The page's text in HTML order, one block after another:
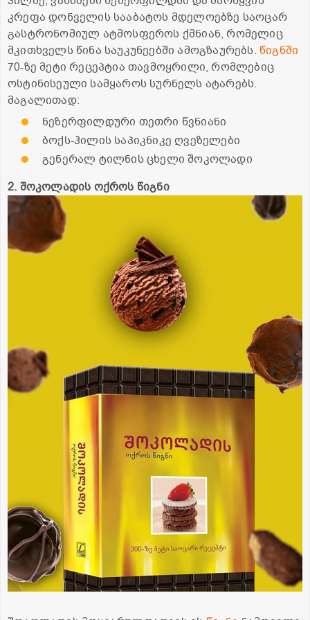
კრეფა დონველის სააბატოს მდელოებზე საოცარ
გასტრონომიულ ატმოსფეროს ქმნიან, რომელიც
მკითხველს წინა საუკუნეებში ამოგზაურებს. წიგნში
70-ზე მეტი რეცეპტია თავმოყრილი, რომლებიც
ოსტინისეული სამყაროს სურნელს ატარებს.
მაგალითად:
ნეზერფილდური თეთრი წვნიანი
ბოქს-ჰილის საპიკნიკე ღვეზელები
გენერალ ტილნის ცხელი შოკოლადი
2. შოკოლადის ოქროს წიგნი